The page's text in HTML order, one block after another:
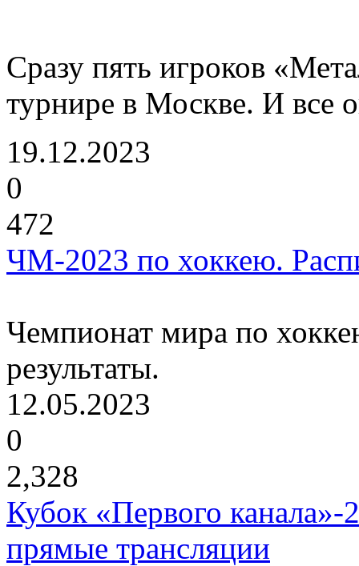
Сразу пять игроков
турнире в Москве. И все
19.12.2023
0
472
ЧМ-2023 по хоккею.
Чемпионат мира по
результаты.
12.05.2023
0
2,328
Кубок «Первого канала»-
прямые трансляции